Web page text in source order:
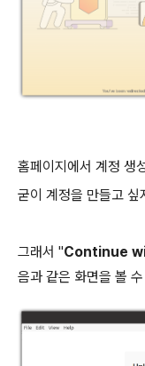
홈페이지에서 계정 생
굳이 계정을 만들고 싶
그래서 "Continue
음과 같은 화면을 볼